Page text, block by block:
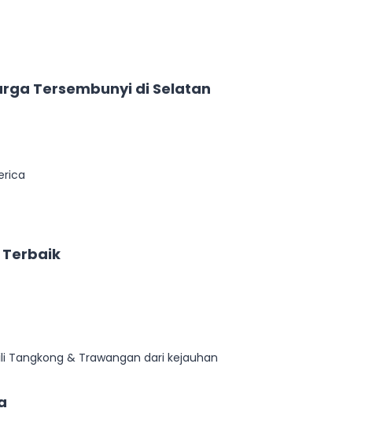
Tersembunyi di Selatan
Terbaik
& Trawangan dari kejauhan